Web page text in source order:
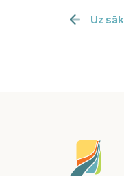
Uz